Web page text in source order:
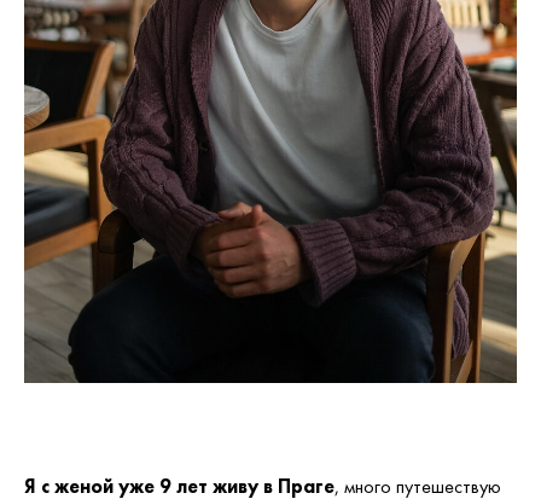
Я с женой уже 9 лет живу в Праге, много путешествую